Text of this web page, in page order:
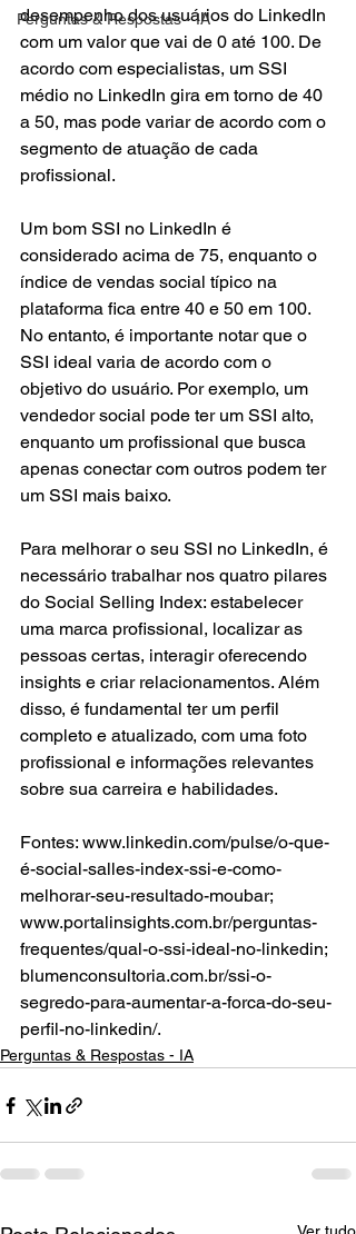
Perguntas & Respostas - IA
desempenho dos usuários do LinkedIn
com um valor que vai de 0 até 100. De
acordo com especialistas, um SSI
médio no LinkedIn gira em torno de 40
a 50, mas pode variar de acordo com o
segmento de atuação de cada
profissional.
Um bom SSI no LinkedIn é
considerado acima de 75, enquanto o
índice de vendas social típico na
plataforma fica entre 40 e 50 em 100.
No entanto, é importante notar que o
SSI ideal varia de acordo com o
objetivo do usuário. Por exemplo, um
vendedor social pode ter um SSI alto,
enquanto um profissional que busca
apenas conectar com outros podem ter
um SSI mais baixo.
Para melhorar o seu SSI no LinkedIn, é
necessário trabalhar nos quatro pilares
do Social Selling Index: estabelecer
uma marca profissional, localizar as
pessoas certas, interagir oferecendo
insights e criar relacionamentos. Além
disso, é fundamental ter um perfil
completo e atualizado, com uma foto
profissional e informações relevantes
sobre sua carreira e habilidades.
Fontes: www.linkedin.com/pulse/o-que-
é-social-salles-index-ssi-e-como-
melhorar-seu-resultado-moubar;
www.portalinsights.com.br/perguntas-
frequentes/qual-o-ssi-ideal-no-linkedin;
blumenconsultoria.com.br/ssi-o-
segredo-para-aumentar-a-forca-do-seu-
perfil-no-linkedin/.
Perguntas & Respostas - IA